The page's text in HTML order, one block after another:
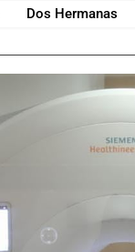
Dos Hermanas